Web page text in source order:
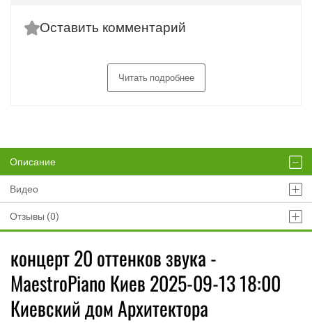
Оставить комментарий
Читать подробнее
Описание
Видео
Отзывы (0)
концерт 20 оттенков звука -
MaestroPiano Киев 2025-09-13 18:00
Киевский дом Архитектора